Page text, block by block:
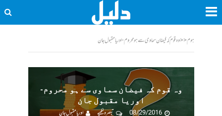
ہوم<<وہ قوم کہ فیضان سماوی سے ہو محروم-اوریا مقبول جان
وہ قوم کہ فیضان سماوی سے ہو محروم-
اوریا مقبول جان
08/29/2016
تبصرہ لکھیے اوریا مقبول جان